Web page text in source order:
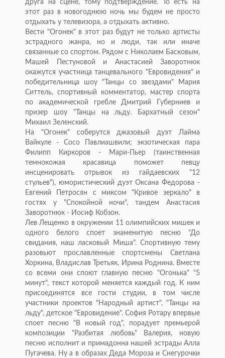
друга на сцене, тому подтверждение. То есть на
этот раз в новогоднюю ночь мы будем не просто
отдыхать у телевизора, а отдыхать активно.
Вести "Огонек" в этот раз будут не только артисты
эстрадного жанра, но и люди, так или иначе
связанные со спортом. Рядом с Николаем Басковым,
Машей Пестуновой и Анастасией Заворотнюк
окажутся участница танцевального "Евровидения" и
победительница шоу "Танцы со звездами" Мария
Ситтель, спортивный комментатор, мастер спорта
по академической гребле Дмитрий Губерниев и
призер шоу "Танцы на льду. Бархатный сезон"
Михаил Зеленский.
На "Огонек" соберутся джазовый дуэт Лайма
Вайкуле - Сосо Павлиашвили; экзотическая пара
Филипп Киркоров - Мари-Пьер (таинственная
темнокожая красавица поможет певцу
инсценировать отрывок из гайдаевских "12
стульев"), юмористический дуэт Оксана Федорова -
Евгений Петросян с миксом "Кривое зеркало" в
гостях у "Спокойной ночи", тандем Анастасия
Заворотнюк - Иосиф Кобзон.
Лев Лещенко в окружении 11 олимпийских мишек и
одного белого споет знаменитую песню "До
свидания, наш ласковый Миша". Спортивную тему
разовьют прославленные спортсмены Светлана
Хоркина, Владислав Третьяк, Ирина Роднина. Вместе
со всеми они споют главную песню "Огонька" "5
минут", текст которой меняется каждый год. К ним
присоединятся все гости студии, в том числе
участники проектов "Народный артист", "Танцы на
льду", детское "Евровидение". София Ротару впервые
споет песню "В новый год", порадует премьерой
композиции "Разбитая любовь" Валерия, новую
песню исполнит и примадонна нашей эстрады Алла
Пугачева. Ну а в образах Деда Мороза и Снегурочки